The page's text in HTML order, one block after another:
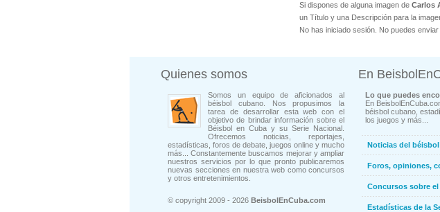
Si dispones de alguna imagen de Carlos
un Título y una Descripción para la
No has iniciado sesión. No puedes
Quienes somos
Somos un equipo de aficionados al
béisbol cubano. Nos propusimos la
tarea de desarrollar esta web con el
objetivo de brindar información sobre el
Béisbol en Cuba y su Serie Nacional.
Ofrecemos noticias, reportajes,
estadísticas, foros de debate, juegos online y mucho
más... Constantemente buscamos mejorar y ampliar
nuestros servicios por lo que pronto publicaremos
nuevas secciones en nuestra web como concursos
y otros entretenimientos.
© copyright 2009 - 2026 BeisbolEnCuba.com
En
Lo que puedes
En
béisbol cubano,
los juegos y más...
Noticias del
Foros, opiniones,
Concursos sobre
Estadísticas de la